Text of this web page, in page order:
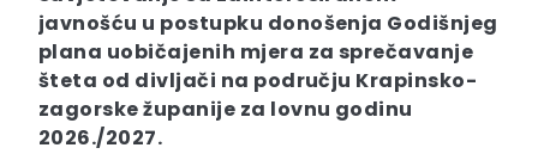
javnošću u postupku donošenja Godišnjeg
plana uobičajenih mjera za sprečavanje
šteta od divljači na području Krapinsko-
zagorske županije za lovnu godinu
2026./2027.